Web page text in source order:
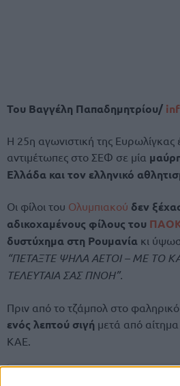
Του Βαγγέλη Παπαδημητρίου/
Η 25η αγωνιστική της Ευρωλίγκας
αντιμέτωπες στο ΣΕΦ σε μία
Ελλάδα και τον ελληνικό
Οι φίλοι του Ολυμπιακού δεν
αδικοχαμένους φίλους του
δυστύχημα στη Ρουμανία κι
“ΠΕΤΑΞΤΕ ΨΗΛΑ ΑΕΤΟΙ – ΜΕ ΤΟ
ΤΕΛΕΥΤΑΙΑ ΣΑΣ ΠΝΟΗ”.
Πριν από το τζάμπολ στο
ενός λεπτού σιγή μετά από
ΚΑΕ.